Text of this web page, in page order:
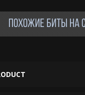
ПОХОЖИЕ БИТЫ НА